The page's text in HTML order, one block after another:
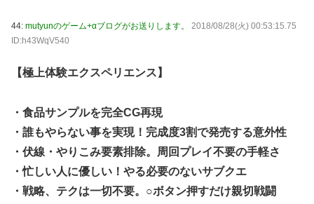
44: mutyunのゲーム+αブログがお送りします。
2018/08/28(火) 00:53:15.75
ID:h43WqV540
【極上体験エクスペリエンス】
・食品サンプルを完全CG再現
・誰もやらない事を実現！完成度3割で発売する意外性
・伏線・やりこみ要素排除。周回プレイ不要の手軽さ
・忙しい人に優しい！やる必要のないサブクエ
・戦略、テクは一切不要。○ボタン押すだけ親切戦闘